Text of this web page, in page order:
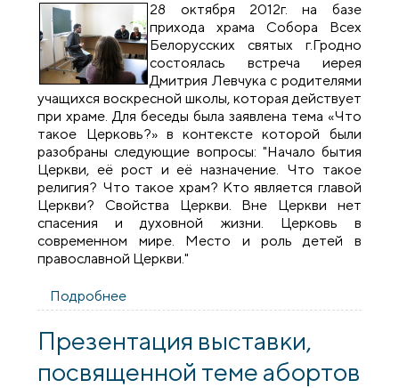
28 октября 2012г. на базе
прихода храма Собора Всех
Белорусских святых г.Гродно
состоялась встреча иерея
Дмитрия Левчука с родителями
учащихся воскресной школы, которая действует
при храме. Для беседы была заявлена тема «Что
такое Церковь?» в контексте которой были
разобраны следующие вопросы: "Начало бытия
Церкви, её рост и её назначение. Что такое
религия? Что такое храм? Кто является главой
Церкви? Свойства Церкви. Вне Церкви нет
спасения и духовной жизни. Церковь в
современном мире. Место и роль детей в
православной Церкви."
Подробнее
Презентация выставки,
посвященной теме абортов